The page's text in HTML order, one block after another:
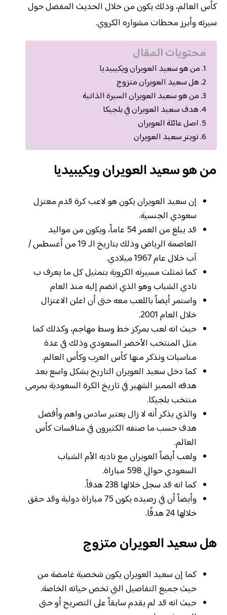
كأس العالم، وذلك يكون من خلال الحديث المفضل حول
سيرته وأبرز محطات مشواره الكروي.
محتويات المقال
من هو سعيد العويران ويكيبيديا
هل سعيد العويران متزوج
من هو سعيد العويران السيرة الذاتية
هدف سعيد العويران في بلجيكا
اصل عائلة العويران
تويتر سعيد العويران
من هو سعيد العويران ويكيبيديا
إن سعيد العويران يكون هو لاعب كرة قدم معتزل
سعودي الجنسية.
قد يبلغ من العمر 54 عاماً، ويكون من مواليد
العاصمة الرياض وذلك بتاريخ الـ 19 من أغسطس /
آب خلال عام 1967 ميلادي.
كما تمثلت مسيرته الكروية بتمثيل كل ما يعرف ب
نادي الشباب وهو الذي انضم إليه منذ العام
واستمر أيضاً باللعب معه حتى أن اعلن الاعتزال
خلال العام 2001.
حيث انه لعب بمركز خط وسط مهاجم، وكذلك كما
مثل المنتخب الأخضر السعودي وذلك في عدة
مناسبات ونذكر منها كأس العرب وكأس العالم.
كما دخل سعيد العويران التاريخ بشكل واسع بعد
هدفه المميز الشهير في تاريخ الكرة السعودية بمرمى
منتخب بلجيكا.
والذي يذكر أنه لا زال يعتبر سادس واهم وأفضل
هدف حسب ما صنفه الكثيرون في منافسات كأس
العالم.
ولعب أيضاً العويران مع ناديه الأم الشباب
السعودي حوالي 598 مباراة.
كما انه قد سجل خلالها 238 هدفاً.
وأيضاً أن في رصيده يكون 75 مباراة دولية وقد حقق
خلالها 24 هدفًا.
هل سعيد العويران متزوج
كما إن سعيد العويران يكون شخصية غامضة من
حيث جميع التفاصيل التي تخص حياته الخاصة.
حيث انه قد لم يقدم سابقاً على التصريح أو حتى